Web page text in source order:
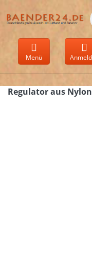
Menü
Regulator aus